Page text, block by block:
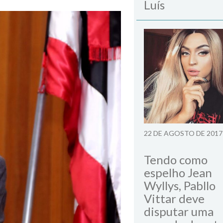
Luís
22 DE AGOSTO DE 2017
Tendo como
espelho Jean
Wyllys, Pabllo
Vittar deve
disputar uma